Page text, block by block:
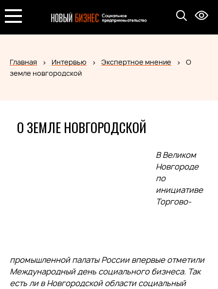
Главная Интервью Экспертное мнение
О
земле новгородской
О ЗЕМЛЕ НОВГОРОДСКОЙ
В Великом
Новгороде
по
инициативе
Торгово-
промышленной палаты России впервые отметили
Международный день социального бизнеса. Так
есть ли в Новгородской области социальный